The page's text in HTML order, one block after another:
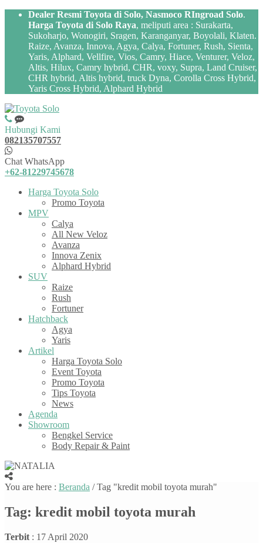
Dealer Resmi Toyota di Solo, Nasmoco RIngroad Solo.
Harga Toyota di Solo Raya, meliputi area : Surakarta,
Sukoharjo, Wonogiri, Sragen, Karanganyar, Boyolali, Klaten.
Raize, Avanza, Innova, Agya, Calya, Fortuner, Rush, Sienta,
Yaris, Alphard, Vellfire, Vios, Camry, Hiace, Venturer, Veloz,
Altis, Hilux, Camry hybrid, CHR, voxy, Supra, Land Cruiser,
CHR hybrid, Altis hybrid, truck Dyna, Corolla Cross Hybrid,
Yaris Cross Hybrid, Alphard Hybrid
Hubungi Kami
082135707557
Chat WhatsApp
+62-81229745678
Harga Toyota Solo
Promo Toyota
MPV
Calya
All New Veloz
Avanza
Innova Zenix
Alphard Hybrid
SUV
Raize
Rush
Fortuner
Hatchback
Agya
Yaris
Artikel
Harga Toyota Solo
Event Toyota
Promo Toyota
Tips Toyota
News
Agenda
Showroom
Bengkel Service
Body Repair & Paint
You are here : Beranda /Tag "kredit mobil toyota murah"
Tag: kredit mobil toyota murah
Terbit : 17 April 2020